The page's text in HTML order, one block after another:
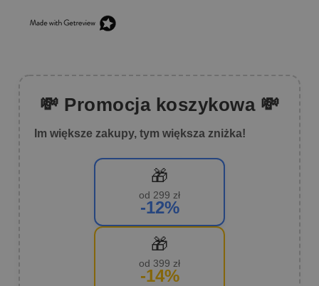
💸 Promocja koszykowa 💸
Im większe zakupy, tym większa zniżka!
🎁
od 299 zł
-12%
🎁
od 399 zł
-14%